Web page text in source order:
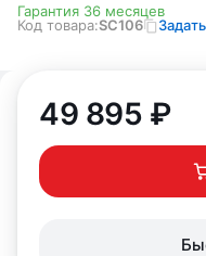
Код товара:SC106
Гарантия 36 месяцев
49 895 ₽